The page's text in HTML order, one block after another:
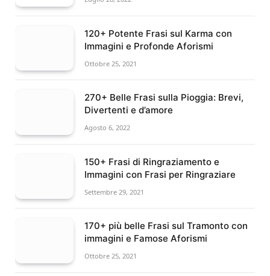
120+ Potente Frasi sul Karma con
Immagini e Profonde Aforismi
Ottobre 25, 2021
270+ Belle Frasi sulla Pioggia: Brevi,
Divertenti e d’amore
Agosto 6, 2022
150+ Frasi di Ringraziamento e
Immagini con Frasi per Ringraziare
Settembre 29, 2021
170+ più belle Frasi sul Tramonto con
immagini e Famose Aforismi
Ottobre 25, 2021